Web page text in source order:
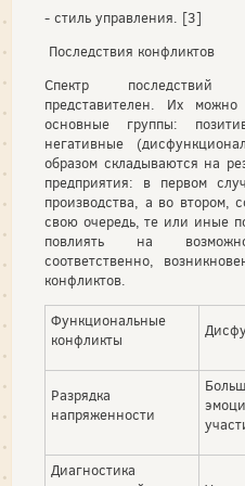
- стиль управления. [3]
Последствия конфликтов
Спектр последствий
представителен. Их
основные группы:
негативные
образом складываются на
предприятия: в первом
производства, а во втором,
свою очередь, те или иные
повлиять на
соответственно,
конфликтов.
Функциональные
конфликты
Разрядка
напряженности
Диагностика